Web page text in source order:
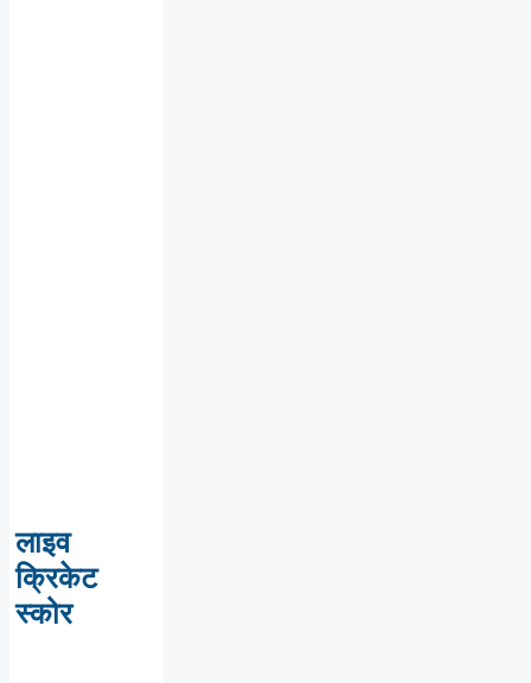
लाइव
क्रिकेट
स्कोर